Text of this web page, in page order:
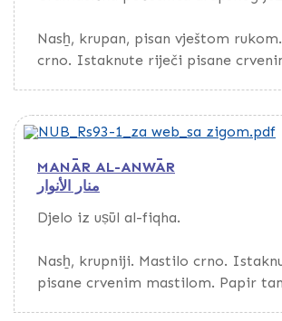
Nasẖ, krupan, pisan vještom
crno. Istaknute riječi pisane
obložene ebru papirom.
MANĀR AL-ANWĀR
منار الأنوار
Djelo iz uṣūl al-fiqha.
Nasẖ, krupniji. Mastilo crno.
pisane crvenim mastilom. Papir